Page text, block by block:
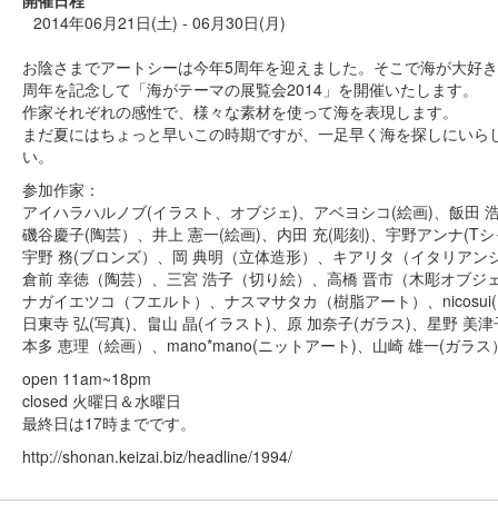
2014年06月21日(土) - 06月30日(月)
お陰さまでアートシーは今年5周年を迎えました。そこで海が大好
周年を記念して「海がテーマの展覧会2014」を開催いたします。
作家それぞれの感性で、様々な素材を使って海を表現します。
まだ夏にはちょっと早いこの時期ですが、一足早く海を探しにいら
い。
参加作家：
アイハラハルノブ(イラスト、オブジェ)、アベヨシコ(絵画)、飯田
磯谷慶子(陶芸）、井上 憲一(絵画)、内田 充(彫刻)、宇野アンナ(T
宇野 務(ブロンズ）、岡 典明（立体造形）、キアリタ（イタリアン
倉前 幸徳（陶芸）、三宮 浩子（切り絵）、高橋 晋市（木彫オブジ
ナガイエツコ（フエルト）、ナスマサタカ（樹脂アート）、
日東寺 弘(写真)、畠山 晶(イラスト)、原 加奈子(ガラス)、星野 美
本多 恵理（絵画）、mano*mano(ニットアート)、山崎 雄一(ガラス
open 11am~18pm
closed 火曜日＆水曜日
最終日は17時までです。
http://shonan.keizai.biz/headline/1994/